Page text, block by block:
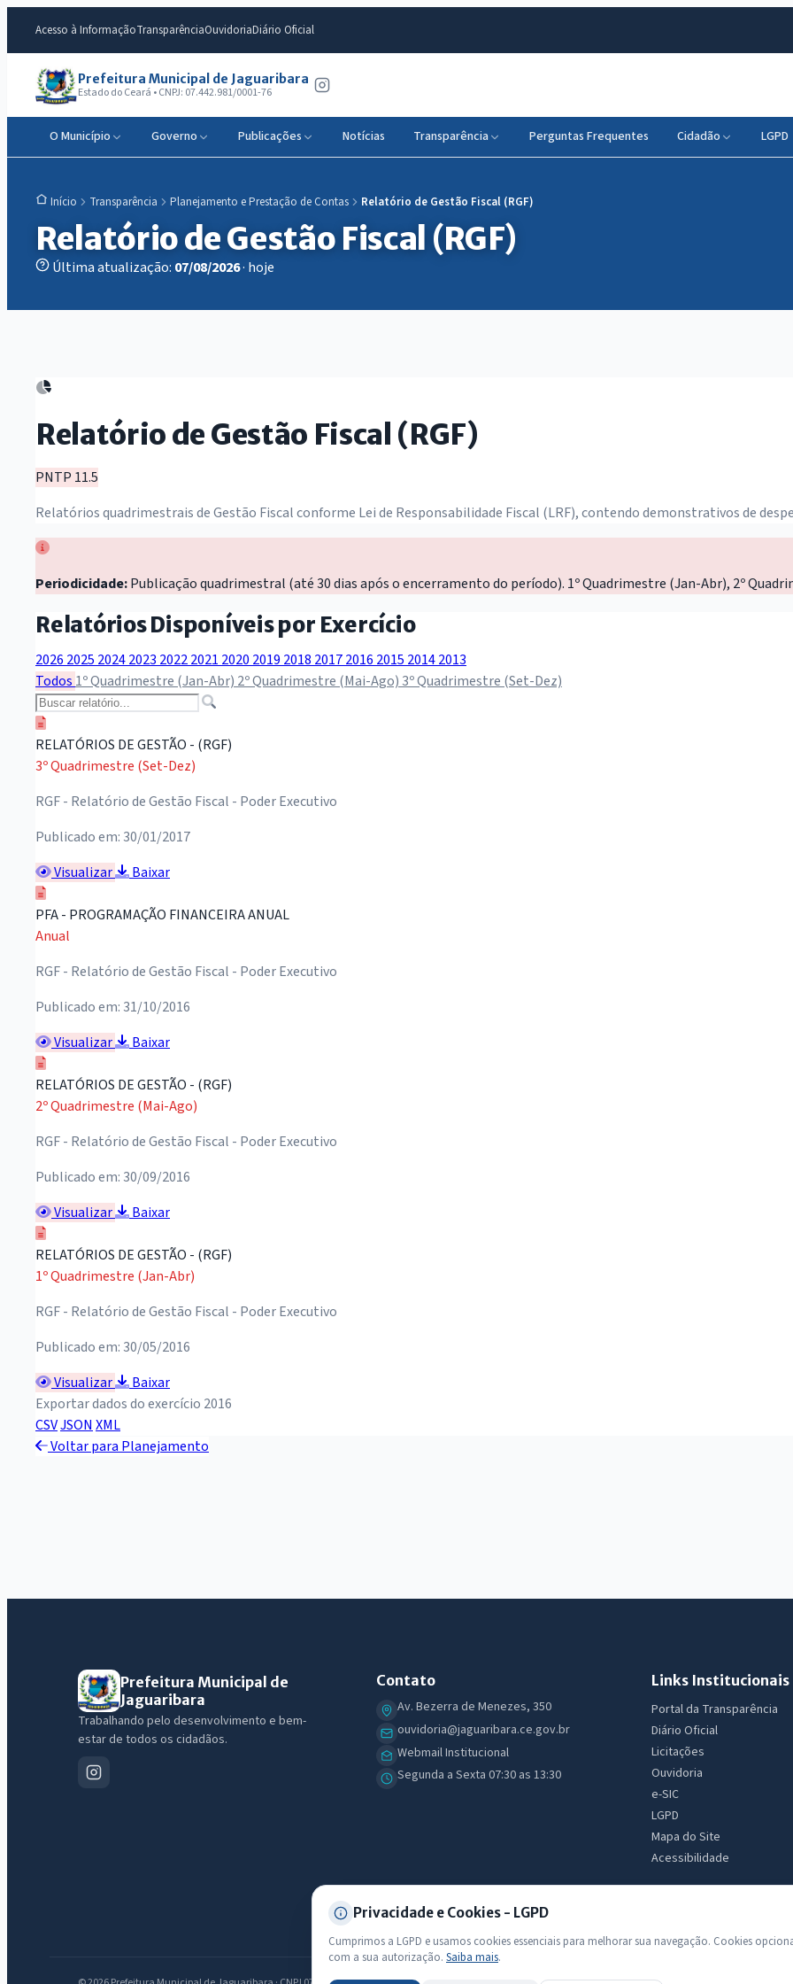
Acesso à InformaçãoTransparênciaOuvidoriaDiário Oficial
Prefeitura Municipal de Jaguaribara
Estado do Ceará • CNPJ: 07.442.981/0001-76
O Município Governo Publicações Notícias Transparência Perguntas Frequentes Cidadão LGPD
Início Transparência Planejamento e Prestação de Contas Relatório de Gestão Fiscal (RGF)
Relatório de Gestão Fiscal (RGF)
Última atualização: 07/08/2026· hoje
Relatório de Gestão Fiscal (RGF)
PNTP 11.5
Relatórios quadrimestrais de Gestão Fiscal conforme Lei de Responsabilidade Fiscal (LRF), contendo demonstrativos de
Periodicidade:Publicação quadrimestral (até 30 dias após o encerramento do período). 1º Quadrimestre (Jan-Abr), 2º
Relatórios Disponíveis por Exercício
2026 2025 20242023 20222021 2020 2019 2018 20172016 2015 20142013
Todos 1º Quadrimestre (Jan-Abr) 2º Quadrimestre (Mai-Ago)3º Quadrimestre (Set-Dez)
RELATÓRIOS DE GESTÃO - (RGF)
3º Quadrimestre (Set-Dez)
RGF - Relatório de Gestão Fiscal - Poder Executivo
Publicado em: 30/01/2017
Visualizar
Baixar
PFA - PROGRAMAÇÃO FINANCEIRA ANUAL
Anual
RGF - Relatório de Gestão Fiscal - Poder Executivo
Publicado em: 31/10/2016
Visualizar
Baixar
RELATÓRIOS DE GESTÃO - (RGF)
2º Quadrimestre (Mai-Ago)
RGF - Relatório de Gestão Fiscal - Poder Executivo
Publicado em: 30/09/2016
Visualizar
Baixar
RELATÓRIOS DE GESTÃO - (RGF)
1º Quadrimestre (Jan-Abr)
RGF - Relatório de Gestão Fiscal - Poder Executivo
Publicado em: 30/05/2016
Visualizar
Baixar
Exportar dados do exercício 2016
CSVJSON XML
Voltar para Planejamento
Prefeitura Municipal de
Jaguaribara
Trabalhando pelo desenvolvimento e bem-
estar de todos os cidadãos.
Contato
Av. Bezerra de Menezes, 350
ouvidoria@jaguaribara.ce.gov.br
Webmail Institucional
Segunda a Sexta 07:30 as 13:30
Links Institucionais
Portal da Transparência
Diário Oficial
Licitações
Ouvidoria
e-SIC
LGPD
Mapa do Site
Acessibilidade
Privacidade e Cookies - LGPD
Cumprimos a LGPD e usamos cookies essenciais para melhorar sua navegação. Cookies
com a sua autorização. Saiba mais.